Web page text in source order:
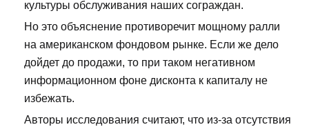
культуры обслуживания наших сограждан.
Но это объяснение противоречит мощному ралли
на американском фондовом рынке. Если же дело
дойдет до продажи, то при таком негативном
информационном фоне дисконта к капиталу не
избежать.
Авторы исследования считают, что из-за отсутствия